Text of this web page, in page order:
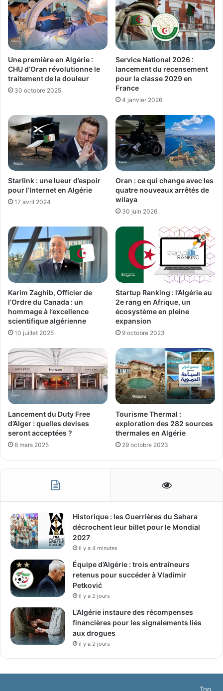
Une première en Algérie :
CHU d’Oran révolutionne le
traitement de la douleur
30 octobre 2025
Service National 2026 :
lancement du recensement
pour la classe 2029 en
France
4 janvier 2026
Starlink : une lueur d’espoir
pour l’Internet en Algérie
17 avril 2024
Oran : ce qui change avec les
quatre nouveaux arrêtés de
wilaya
30 juin 2026
Karim Zaghib, Officier de
l’Ordre du Canada : un
hommage à l’excellence
scientifique algérienne
10 juillet 2025
Startup Ranking : l’Algérie au
2e rang en Afrique, un
écosystème en pleine
expansion
9 octobre 2023
Lancement du Duty Free
d’Alger : quelles devises
seront acceptées ?
8 mars 2025
Tourisme Thermal :
exploration des 282 sources
thermales en Algérie
29 octobre 2023
Historique : les Guerrières du Sahara
décrochent leur billet pour le Mondial
2027
il y a 4 minutes
Équipe d’Algérie : trois entraîneurs
retenus pour succéder à Vladimir
Petković
il y a 2 jours
L’Algérie instaure des récompenses
financières pour les signalements liés
aux drogues
il y a 2 jours
Top